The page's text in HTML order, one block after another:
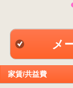
メ
家賃/共益費